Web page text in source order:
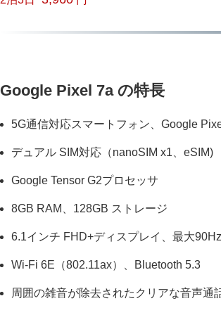
Google Pixel 7a の特長
5G通信対応スマートフォン、Google
デュアル SIM対応（nanoSIM x1、eSIM)
Google Tensor G2プロセッサ
8GB RAM、128GB ストレージ
6.1インチ FHD+ディスプレイ、最大
Wi-Fi 6E（802.11ax）、Bluetooth 5.3
周囲の雑音が除去されたクリアな音声通